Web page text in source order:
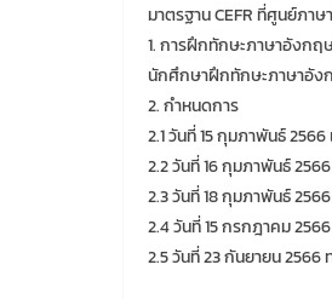
มาตรฐาน CEFR ที่ศูนย์ภา
1. การฝึกทักษะภาษาอังกฤ
นักศึกษาฝึกทักษะภาษาอัง
2. กำหนดการ
2.1 วันที่ 15 กุมภาพันธ์
2.2 วันที่ 16 กุมภาพันธ์
2.3 วันที่ 18 กุมภาพันธ์
2.4 วันที่ 15 กรกฎาคม
2.5 วันที่ 23 กันยายน